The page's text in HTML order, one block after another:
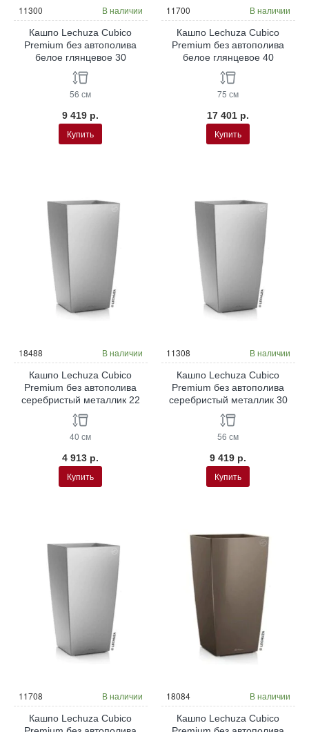
11300 В наличии
Кашпо Lechuza Cubico
Premium без автополива
белое глянцевое 30
56 см
9 419 р.
Купить
11700 В наличии
Кашпо Lechuza Cubico
Premium без автополива
белое глянцевое 40
75 см
17 401 р.
Купить
18488 В наличии
Кашпо Lechuza Cubico
Premium без автополива
серебристый металлик 22
40 см
4 913 р.
Купить
11308 В наличии
Кашпо Lechuza Cubico
Premium без автополива
серебристый металлик 30
56 см
9 419 р.
Купить
11708 В наличии
Кашпо Lechuza Cubico
18084 В наличии
Кашпо Lechuza Cubico